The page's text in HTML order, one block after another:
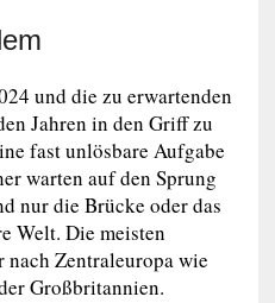
und die zu erwartenden
Jahren in den Griff zu
fast unlösbare Aufgabe
warten auf den Sprung
nur die Brücke oder das
Welt. Die meisten
nach Zentraleuropa wie
Großbritannien.